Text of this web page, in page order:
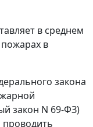
в среднем
в
закона
закон N 69-ФЗ)
проводить